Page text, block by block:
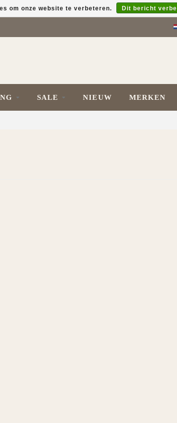
SALE NIEUW MERKEN
om onze website te verbeteren. Dit bericht